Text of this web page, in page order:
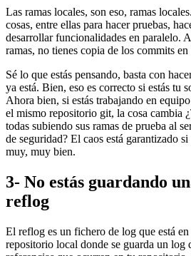
Las ramas locales, son eso, ramas
cosas, entre ellas para hacer pruebas,
desarrollar funcionalidades en paralelo.
ramas, no tienes copia de los commits
Sé lo que estás pensando, basta con
ya está. Bien, eso es correcto si estás tu
Ahora bien, si estás trabajando en
el mismo repositorio git, la cosa cambia
todas subiendo sus ramas de prueba al
de seguridad? El caos está garantizado
muy, muy bien.
3- No estás guardando
reflog
El reflog es un fichero de log que está
repositorio local donde se guarda un log